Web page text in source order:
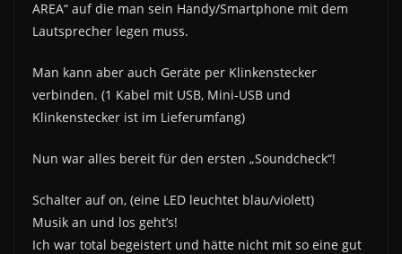
AREA“ auf die man sein Handy/Smartphone mit dem
Lautsprecher legen muss.
Man kann aber auch Geräte per Klinkenstecker
verbinden. (1 Kabel mit USB, Mini-USB und
Klinkenstecker ist im Lieferumfang)
Nun war alles bereit für den ersten „Soundcheck“!
Schalter auf on, (eine LED leuchtet blau/violett)
Musik an und los geht’s!
Ich war total begeistert und hätte nicht mit so eine gut